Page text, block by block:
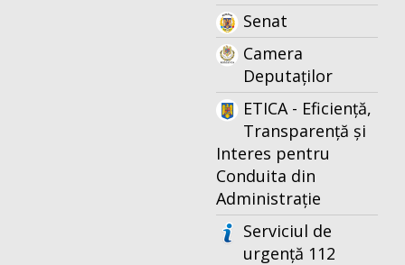
Senat
Camera
Deputaților
ETICA - Eficiență,
Transparență și
Interes pentru
Conduita din
Administrație
Serviciul de
urgență 112